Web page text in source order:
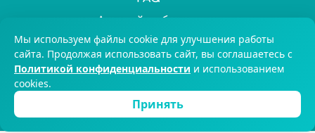
Личный кабинет
Нас выбирают более 100 000 ценителей чая и кофе по
всей России. © 2025 Chai&Coffee
8-800-551-59-47
Мы используем файлы cookie для улучшения работы
сайта. Продолжая использовать сайт, вы соглашаетесь с
Политикой конфиденциальности и использованием
cookies.
Принять